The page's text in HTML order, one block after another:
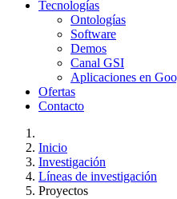
Tecnologías
Ontologías
Software
Demos
Canal GSI
Aplicaciones en
Ofertas
Contacto
Inicio
Investigación
Líneas de investigación
Proyectos